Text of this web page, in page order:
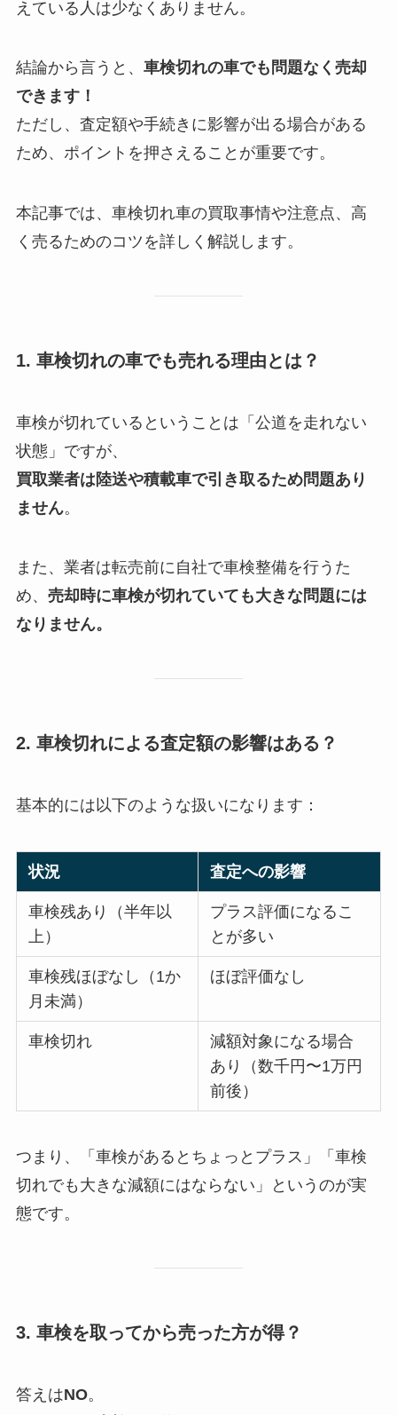
えている人は少なくありません。
結論から言うと、 車検切れの車でも問題なく売却
できます！
ただし、査定額や手続きに影響が出る場合がある
ため、ポイントを押さえることが重要です。
本記事では、車検切れ車の買取事情や注意点、高
く売るためのコツを詳しく解説します。
1. 車検切れの車でも売れる理由とは？
車検が切れているということは「公道を走れない
状態」ですが、
買取業者は陸送や積載車で引き取るため問題あり
ません。
また、業者は転売前に自社で車検整備を行うた
め、 売却時に車検が切れていても大きな問題には
なりません。
2. 車検切れによる査定額の影響はある？
基本的には以下のような扱いになります：
状況 査定への影響
車検残あり（半年以
上）
プラス評価になるこ
とが多い
車検残ほぼなし（1か
月未満）
ほぼ評価なし
車検切れ
減額対象になる場合
あり（数千円〜1万円
前後）
つまり、「車検があるとちょっとプラス」「車検
切れでも大きな減額にはならない」というのが実
態です。
3. 車検を取ってから売った方が得？
答えはNO。